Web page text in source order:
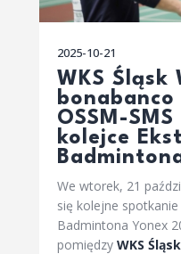
2025-10-21
WKS Śląsk
OSSM-
kolejce
We wtorek, 21
się kolejne
Badmintona Yonex
pomiędzy WKS